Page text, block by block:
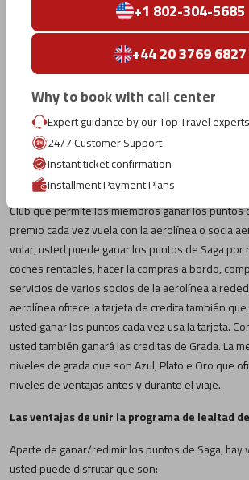
Para cambiar el vuelo, continúa con el
nuevos
Paga la tarifa de cancelación o cambio de
proceso por seguir las instrucciones
Icelandair enviará el mensaje de confirmación
cancelación una vez el proceso es completado
La programa de lealtad de Icelandair
Icelandair tiene el programa de lealtad que es
Club que permite los miembros ganar los puntos
premio cada vez vuela con la aerolínea o socia
volar, usted puede ganar los puntos de Saga
coches rentables, hacer la compras a bordo,
servicios de varios socios de la aerolínea
aerolínea ofrece la tarjeta de credita también
usted ganar los puntos cada vez usa la tarjeta.
usted también ganará las creditas de Grada. La
niveles de grada que son Azul, Plato e Oro que
niveles de ventajas antes y durante el viaje.
Las ventajas de unir la programa de lealtad
Aparte de ganar/redimir los puntos de Saga, hay
usted puede disfrutar que son:
+1 802-304-5685
+44 20 3769 6827
Why to book with call center
Expert guidance by our Top Travel experts
24/7 Customer Support
Instant ticket confirmation
Installment Payment Plans